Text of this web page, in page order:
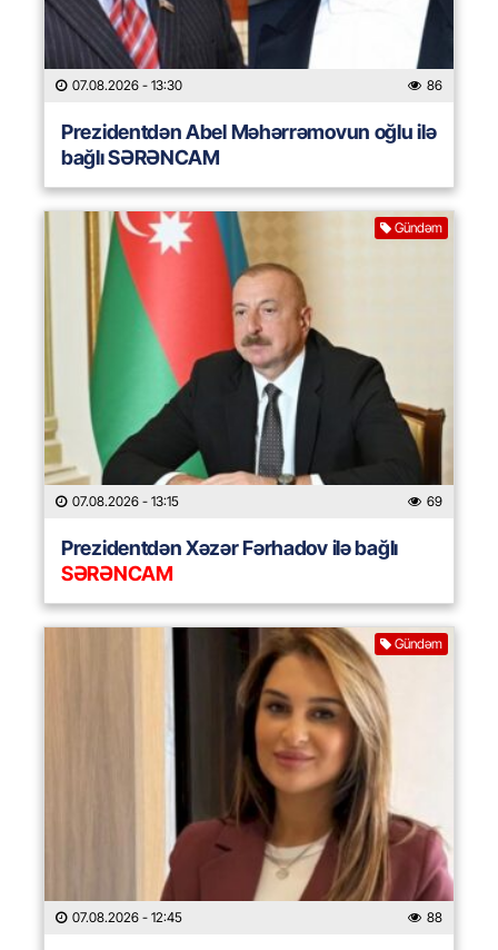
07.08.2026 - 13:30 86
Prezidentdən Abel Məhərrəmovun oğlu ilə
bağlı SƏRƏNCAM
Gündəm
07.08.2026 - 13:15 69
Prezidentdən Xəzər Fərhadov ilə bağlı
SƏRƏNCAM
Gündəm
07.08.2026 - 12:45 88